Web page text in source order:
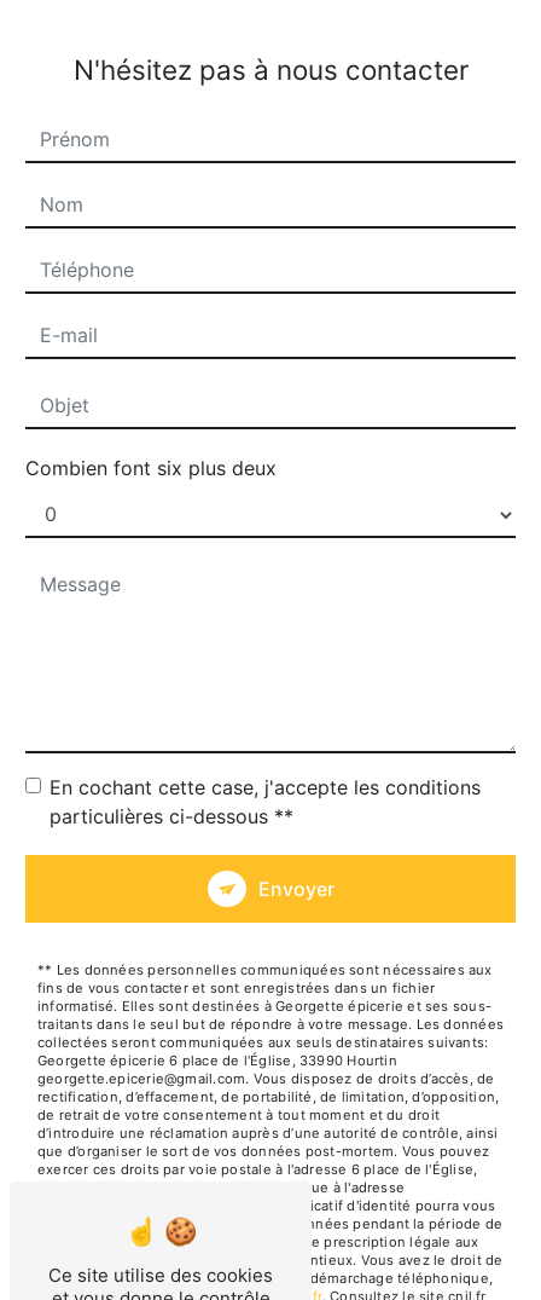
N'hésitez pas à nous contacter
Combien font six plus deux
En cochant cette case, j'accepte les conditions
particulières ci-dessous **
Envoyer
** Les données personnelles communiquées sont nécessaires aux
fins de vous contacter et sont enregistrées dans un fichier
informatisé. Elles sont destinées à Georgette épicerie et ses sous-
traitants dans le seul but de répondre à votre message. Les données
collectées seront communiquées aux seuls destinataires suivants:
Georgette épicerie 6 place de l'Église, 33990 Hourtin
georgette.epicerie@gmail.com. Vous disposez de droits d’accès, de
rectification, d’effacement, de portabilité, de limitation, d’opposition,
de retrait de votre consentement à tout moment et du droit
d’introduire une réclamation auprès d’une autorité de contrôle, ainsi
que d’organiser le sort de vos données post-mortem. Vous pouvez
exercer ces droits par voie postale à l'adresse 6 place de l'Église,
33990 Hourtin ou par courrier électronique à l'adresse
georgette.epicerie@gmail.com. Un justificatif d'identité pourra vous
être demandé. Nous conservons vos données pendant la période de
prise de contact puis pendant la durée de prescription légale aux
fins probatoires et de gestion des contentieux. Vous avez le droit de
vous inscrire sur la liste d'opposition au démarchage téléphonique,
disponible à cette adresse:Bloctel.gouv.fr. Consultez le site cnil.fr
Ce site utilise des cookies